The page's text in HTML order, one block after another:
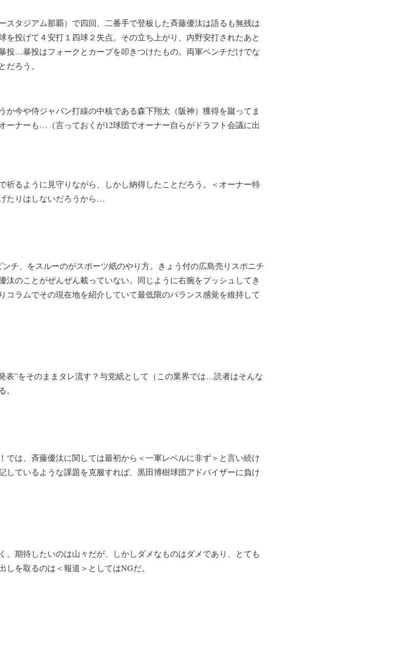
スタジアム那覇）で四回、二番手で登板した斉藤優汰は語るも無残は
を投げて４安打１四球２失点。その立ち上がり、内野安打されたあと
投…暴投はフォークとカーブを叩きつけたもの。両軍ベンチだけでな
だろう。
か今や侍ジャパン打線の中核である森下翔太（阪神）獲得を蹴ってま
ーナーも…（言っておくが12球団でオーナー自らがドラフト会議に出
祈るように見守りながら、しかし納得したことだろう。＜オーナー特
たりはしないだろうから…
チ、をスルーのがスポーツ紙のやり方。きょう付の広島売りスポニチ
汰のことがぜんぜん載っていない。同じように右腕をプッシュしてき
コラムでその現在地を紹介していて最低限のバランス感覚を維持して
表”をそのままタレ流す？与党紙として（この業界では…読者はそんな
では、斉藤優汰に関しては最初から＜一軍レベルに非ず＞と言い続け
しているような課題を克服すれば、黒田博樹球団アドバイザーに負け
。期待したいのは山々だが、しかしダメなものはダメであり、とても
を取るのは＜報道＞としてはNGだ。